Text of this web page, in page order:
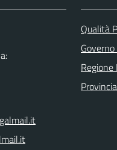
Qualità
Regione